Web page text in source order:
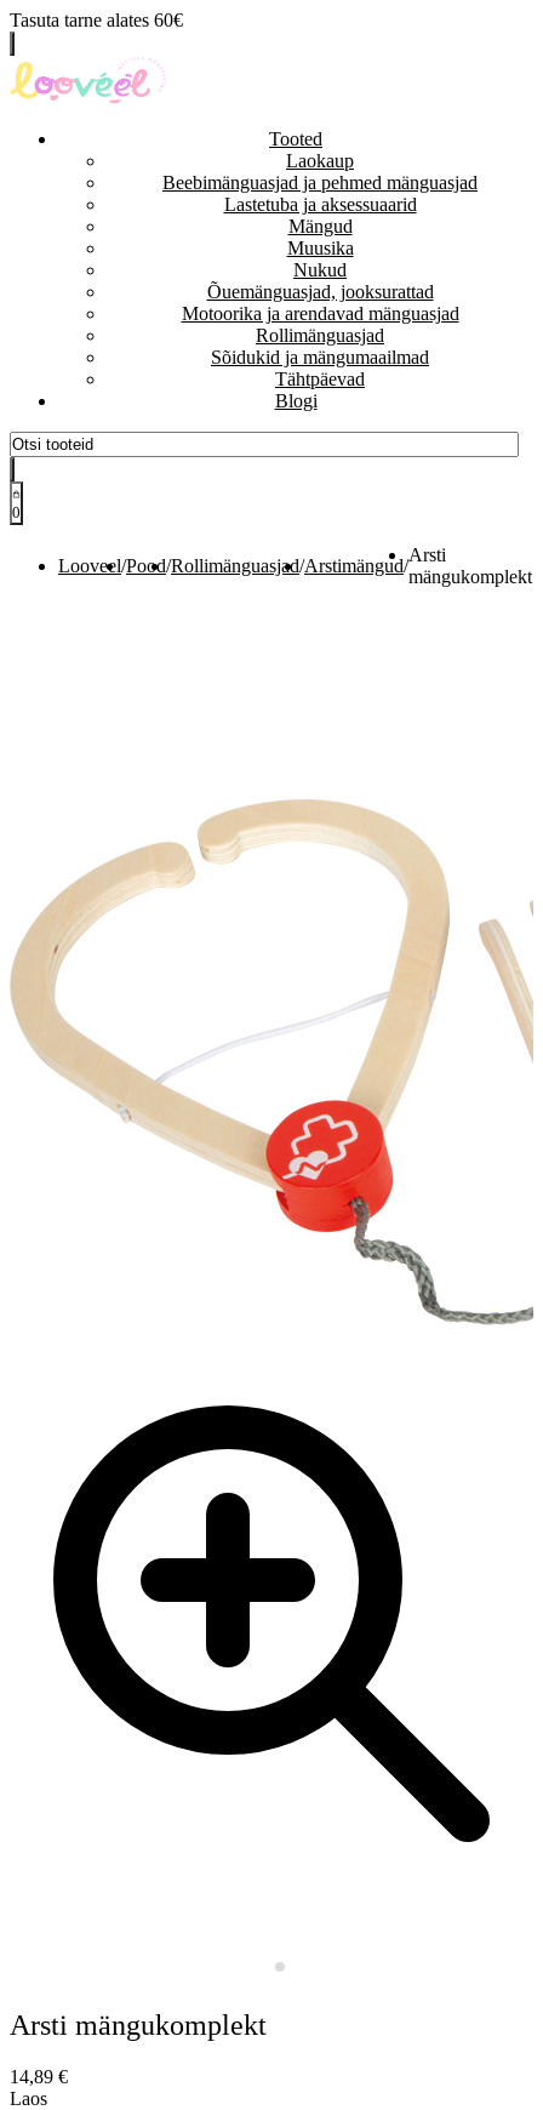
Tasuta tarne alates 60€
Tooted
Laokaup
Beebimänguasjad ja pehmed mänguasjad
Lastetuba ja aksessuaarid
Mängud
Muusika
Nukud
Õuemänguasjad, jooksurattad
Motoorika ja arendavad mänguasjad
Rollimänguasjad
Sõidukid ja mängumaailmad
Tähtpäevad
Blogi
0
Looveel/Pood/Rollimänguasjad/Arstimängud/
Arsti
mängukomplekt
Arsti mängukomplekt
14,89 €
Laos